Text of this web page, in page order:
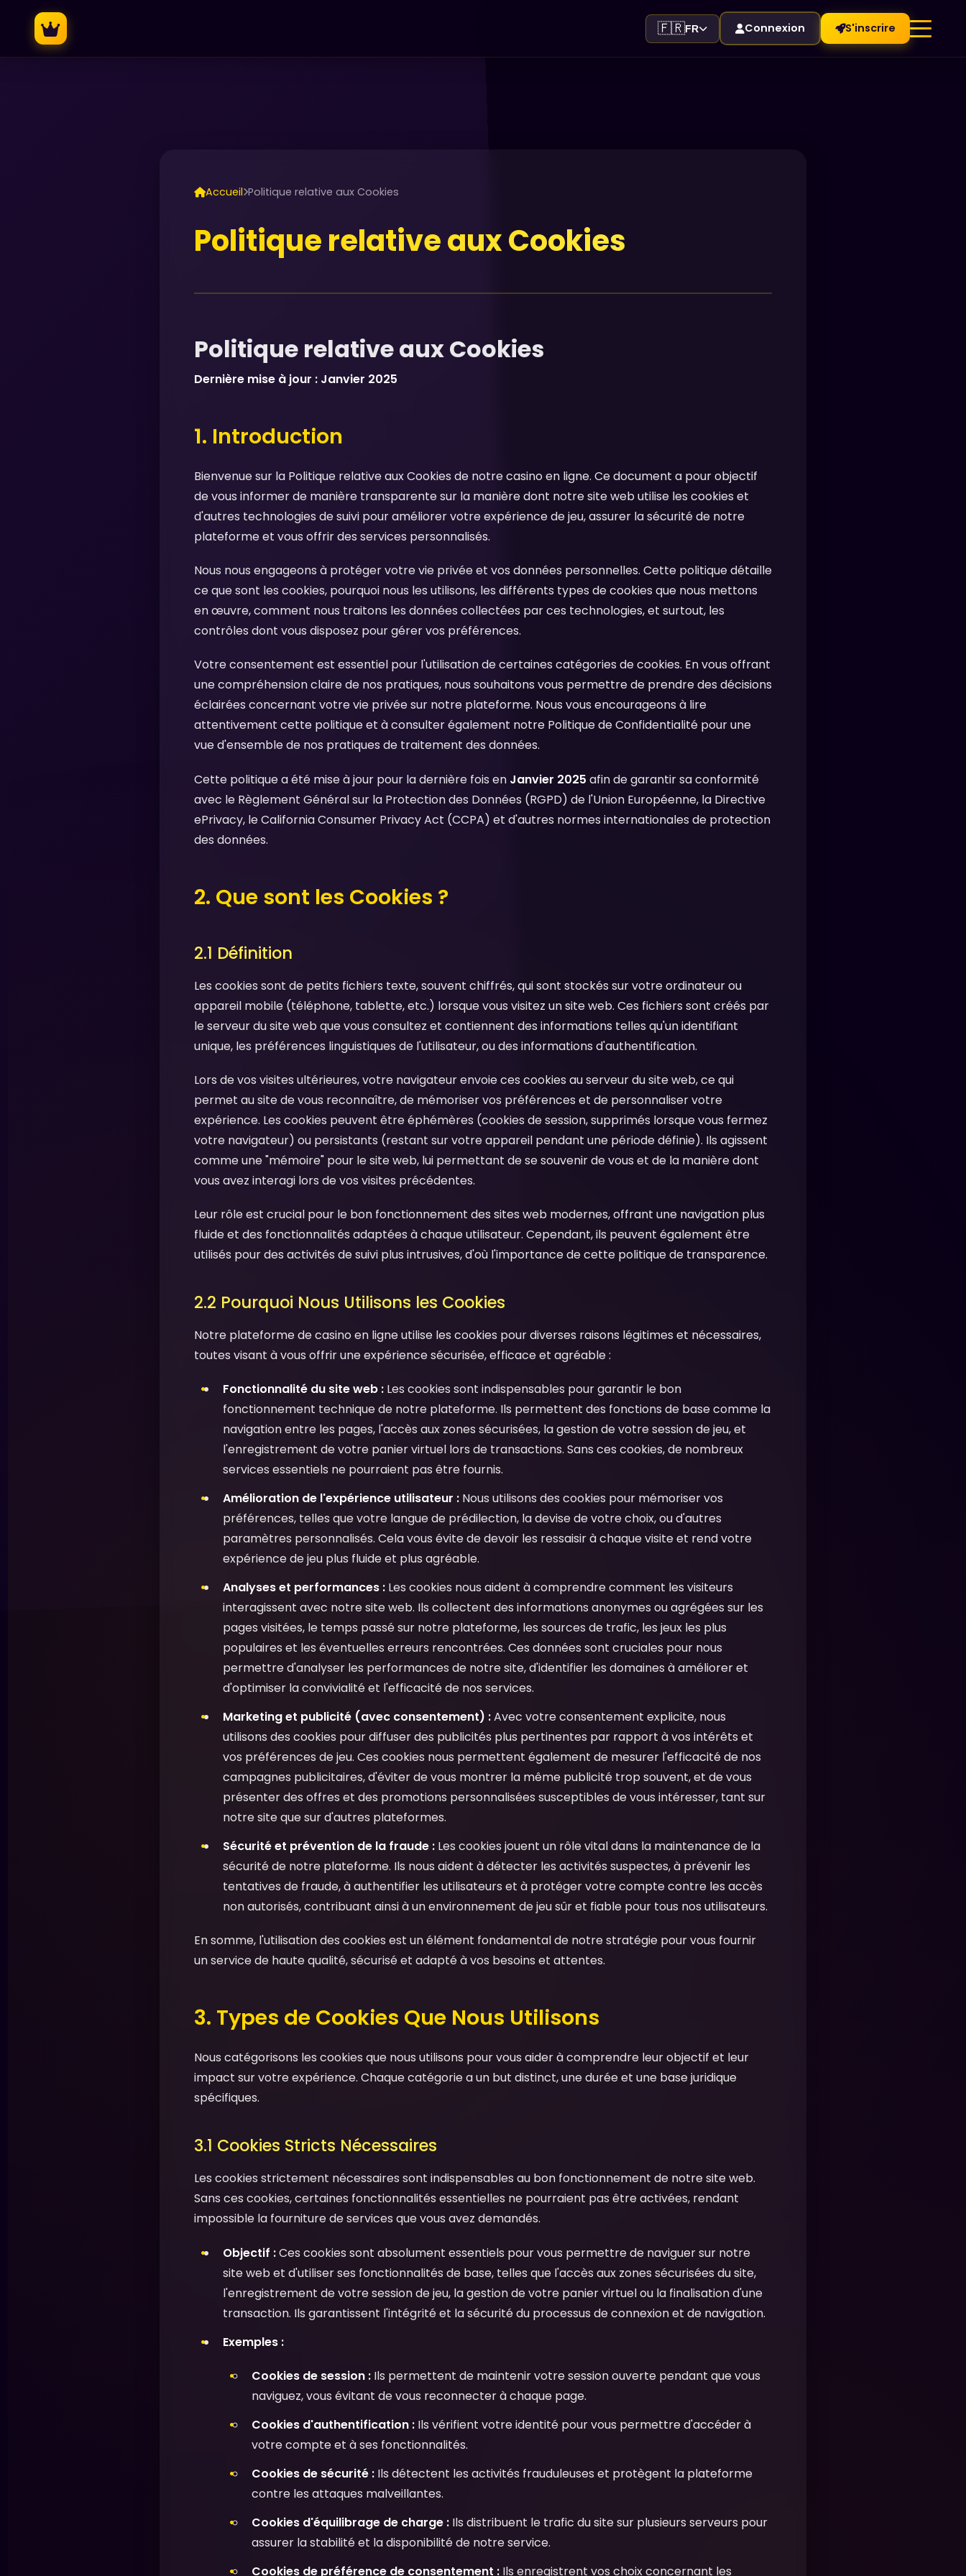
🇫🇷FR Connexion S'inscrire
Accueil Politique relative aux Cookies
Politique relative aux Cookies
Politique relative aux Cookies
Dernière mise à jour : Janvier 2025
1. Introduction
Bienvenue sur la Politique relative aux Cookies de notre casino en ligne. Ce document a pour objectif
de vous informer de manière transparente sur la manière dont notre site web utilise les cookies et
d'autres technologies de suivi pour améliorer votre expérience de jeu, assurer la sécurité de notre
plateforme et vous offrir des services personnalisés.
Nous nous engageons à protéger votre vie privée et vos données personnelles. Cette politique détaille
ce que sont les cookies, pourquoi nous les utilisons, les différents types de cookies que nous mettons
en œuvre, comment nous traitons les données collectées par ces technologies, et surtout, les
contrôles dont vous disposez pour gérer vos préférences.
Votre consentement est essentiel pour l'utilisation de certaines catégories de cookies. En vous offrant
une compréhension claire de nos pratiques, nous souhaitons vous permettre de prendre des décisions
éclairées concernant votre vie privée sur notre plateforme. Nous vous encourageons à lire
attentivement cette politique et à consulter également notre Politique de Confidentialité pour une
vue d'ensemble de nos pratiques de traitement des données.
Cette politique a été mise à jour pour la dernière fois en Janvier 2025 afin de garantir sa conformité
avec le Règlement Général sur la Protection des Données (RGPD) de l'Union Européenne, la Directive
ePrivacy, le California Consumer Privacy Act (CCPA) et d'autres normes internationales de protection
des données.
2. Que sont les Cookies ?
2.1 Définition
Les cookies sont de petits fichiers texte, souvent chiffrés, qui sont stockés sur votre ordinateur ou
appareil mobile (téléphone, tablette, etc.) lorsque vous visitez un site web. Ces fichiers sont créés par
le serveur du site web que vous consultez et contiennent des informations telles qu'un identifiant
unique, les préférences linguistiques de l'utilisateur, ou des informations d'authentification.
Lors de vos visites ultérieures, votre navigateur envoie ces cookies au serveur du site web, ce qui
permet au site de vous reconnaître, de mémoriser vos préférences et de personnaliser votre
expérience. Les cookies peuvent être éphémères (cookies de session, supprimés lorsque vous fermez
votre navigateur) ou persistants (restant sur votre appareil pendant une période définie). Ils agissent
comme une "mémoire" pour le site web, lui permettant de se souvenir de vous et de la manière dont
vous avez interagi lors de vos visites précédentes.
Leur rôle est crucial pour le bon fonctionnement des sites web modernes, offrant une navigation plus
fluide et des fonctionnalités adaptées à chaque utilisateur. Cependant, ils peuvent également être
utilisés pour des activités de suivi plus intrusives, d'où l'importance de cette politique de transparence.
2.2 Pourquoi Nous Utilisons les Cookies
Notre plateforme de casino en ligne utilise les cookies pour diverses raisons légitimes et nécessaires,
toutes visant à vous offrir une expérience sécurisée, efficace et agréable :
Fonctionnalité du site web : Les cookies sont indispensables pour garantir le bon
fonctionnement technique de notre plateforme. Ils permettent des fonctions de base comme la
navigation entre les pages, l'accès aux zones sécurisées, la gestion de votre session de jeu, et
l'enregistrement de votre panier virtuel lors de transactions. Sans ces cookies, de nombreux
services essentiels ne pourraient pas être fournis.
Amélioration de l'expérience utilisateur : Nous utilisons des cookies pour mémoriser vos
préférences, telles que votre langue de prédilection, la devise de votre choix, ou d'autres
paramètres personnalisés. Cela vous évite de devoir les ressaisir à chaque visite et rend votre
expérience de jeu plus fluide et plus agréable.
Analyses et performances : Les cookies nous aident à comprendre comment les visiteurs
interagissent avec notre site web. Ils collectent des informations anonymes ou agrégées sur les
pages visitées, le temps passé sur notre plateforme, les sources de trafic, les jeux les plus
populaires et les éventuelles erreurs rencontrées. Ces données sont cruciales pour nous
permettre d'analyser les performances de notre site, d'identifier les domaines à améliorer et
d'optimiser la convivialité et l'efficacité de nos services.
Marketing et publicité (avec consentement) :Avec votre consentement explicite, nous
utilisons des cookies pour diffuser des publicités plus pertinentes par rapport à vos intérêts et
vos préférences de jeu. Ces cookies nous permettent également de mesurer l'efficacité de nos
campagnes publicitaires, d'éviter de vous montrer la même publicité trop souvent, et de vous
présenter des offres et des promotions personnalisées susceptibles de vous intéresser, tant sur
notre site que sur d'autres plateformes.
Sécurité et prévention de la fraude : Les cookies jouent un rôle vital dans la maintenance de la
sécurité de notre plateforme. Ils nous aident à détecter les activités suspectes, à prévenir les
tentatives de fraude, à authentifier les utilisateurs et à protéger votre compte contre les accès
non autorisés, contribuant ainsi à un environnement de jeu sûr et fiable pour tous nos utilisateurs.
En somme, l'utilisation des cookies est un élément fondamental de notre stratégie pour vous fournir
un service de haute qualité, sécurisé et adapté à vos besoins et attentes.
3. Types de Cookies Que Nous Utilisons
Nous catégorisons les cookies que nous utilisons pour vous aider à comprendre leur objectif et leur
impact sur votre expérience. Chaque catégorie a un but distinct, une durée et une base juridique
spécifiques.
3.1 Cookies Stricts Nécessaires
Les cookies strictement nécessaires sont indispensables au bon fonctionnement de notre site web.
Sans ces cookies, certaines fonctionnalités essentielles ne pourraient pas être activées, rendant
impossible la fourniture de services que vous avez demandés.
Objectif :Ces cookies sont absolument essentiels pour vous permettre de naviguer sur notre
site web et d'utiliser ses fonctionnalités de base, telles que l'accès aux zones sécurisées du site,
l'enregistrement de votre session de jeu, la gestion de votre panier virtuel ou la finalisation d'une
transaction. Ils garantissent l'intégrité et la sécurité du processus de connexion et de navigation.
Exemples :
Cookies de session : Ils permettent de maintenir votre session ouverte pendant que vous
naviguez, vous évitant de vous reconnecter à chaque page.
Cookies d'authentification : Ils vérifient votre identité pour vous permettre d'accéder à
votre compte et à ses fonctionnalités.
Cookies de sécurité : Ils détectent les activités frauduleuses et protègent la plateforme
contre les attaques malveillantes.
Cookies d'équilibrage de charge : Ils distribuent le trafic du site sur plusieurs serveurs pour
assurer la stabilité et la disponibilité de notre service.
Cookies de préférence de consentement : Ils enregistrent vos choix concernant les